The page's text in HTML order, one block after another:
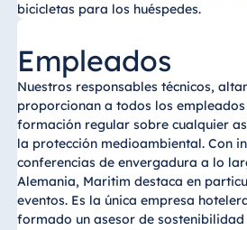
bicicletas para los huéspedes.
Empleados
Nuestros responsables técnicos,
proporcionan a todos los
formación regular sobre cualquier
la protección medioambiental. Con
conferencias de envergadura a lo
Alemania, Maritim destaca en
eventos. Es la única empresa
formado un asesor de sostenibilidad